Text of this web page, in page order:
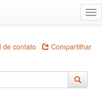
contato Compartilhar